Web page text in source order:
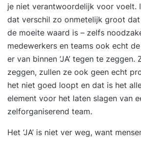
je niet verantwoordelijk voor voelt.
dat verschil zo onmetelijk groot
de moeite waard is – zelfs
medewerkers en teams ook echt
er van binnen ‘JA’ tegen te zeggen.
zeggen, zullen ze ook geen echt
het niet goed loopt en dat is het
element voor het laten slagen van
zelforganiserend team.
Het ‘JA’ is niet ver weg, want